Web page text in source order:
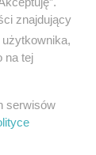
znajdujący
na tej
serwisów